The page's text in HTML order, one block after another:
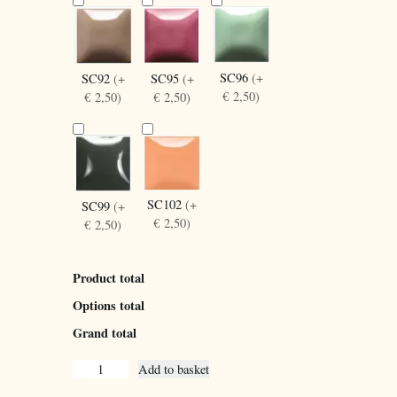
SC92 (+
€ 2,50)
SC95 (+
€ 2,50)
SC96 (+
€ 2,50)
SC99 (+
€ 2,50)
SC102(+
€ 2,50)
Product total
Options total
Grand total
Add to basket